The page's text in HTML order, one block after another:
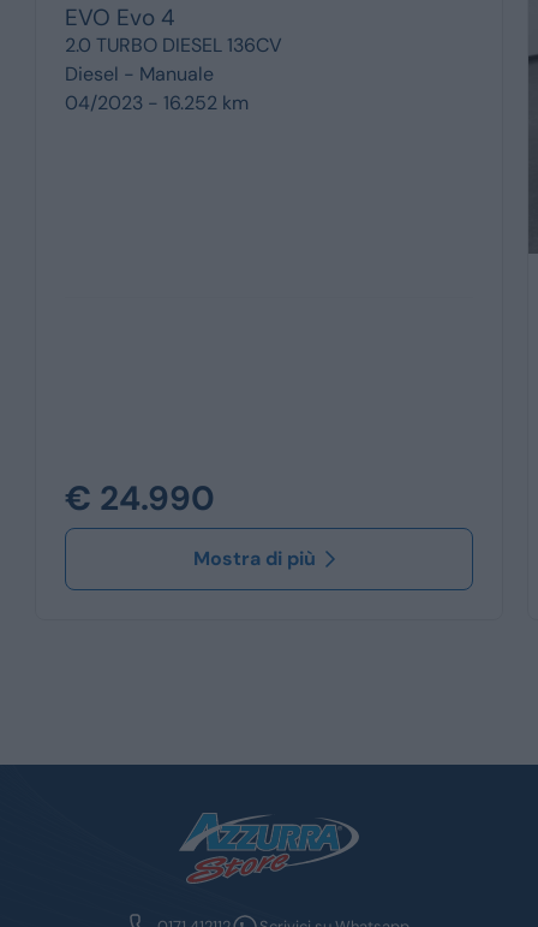
EVO Evo 4
2.0 TURBO DIESEL 136CV
Diesel - Manuale
04/2023 - 16.252 km
€ 24.990
Mostra di più